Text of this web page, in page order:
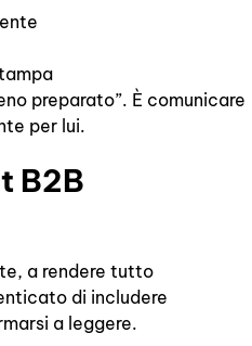
preparato”. È comunicare
per lui.
B2B
a rendere tutto
di includere
a leggere.